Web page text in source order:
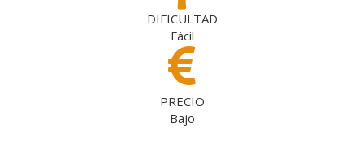
DIFICULTAD
Fácil
PRECIO
Bajo